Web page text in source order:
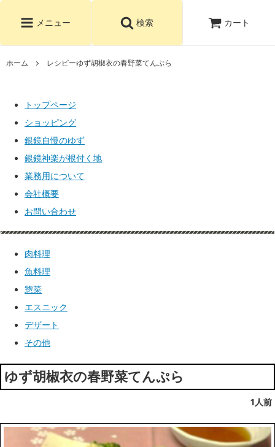
メニュー 検索 カート
ホーム レシピーゆず胡椒衣の春野菜てんぷら
トップページ
ショッピング
銀鏡自慢のゆず
銀鏡神楽が根付く地
業務用について
会社概要
お問い合わせ
肉料理
魚料理
惣菜
エスニック
デザート
その他
ゆず胡椒衣の春野菜てんぷら
1人前